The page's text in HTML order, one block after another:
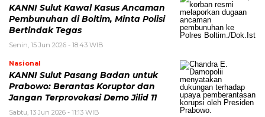
KANNI Sulut Kawal Kasus Ancaman
Pembunuhan di Boltim, Minta Polisi
Bertindak Tegas
Senin, 15 Jun 2026 - 18:43 WIB
Nasional
KANNI Sulut Pasang Badan untuk
Prabowo: Berantas Koruptor dan
Jangan Terprovokasi Demo Jilid 11
Sabtu, 13 Jun 2026 - 11:13 WIB